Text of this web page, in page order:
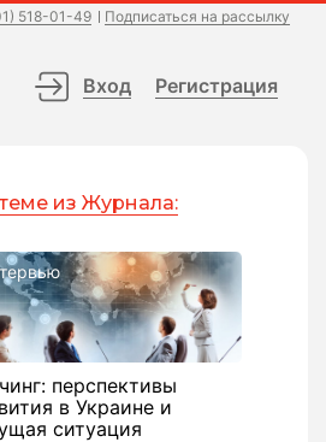
518-01-49 Подписаться на рассылку
Вход Регистрация
из Журнала:
перспективы
в Украине и
ситуация